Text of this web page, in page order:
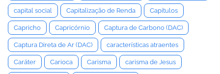
capital social Capitalização de Renda Capítulos
Capricho Capricórnio Captura de Carbono (DAC)
Captura Direta de Ar (DAC) características atraentes
Caráter Carioca Carisma carisma de Jesus